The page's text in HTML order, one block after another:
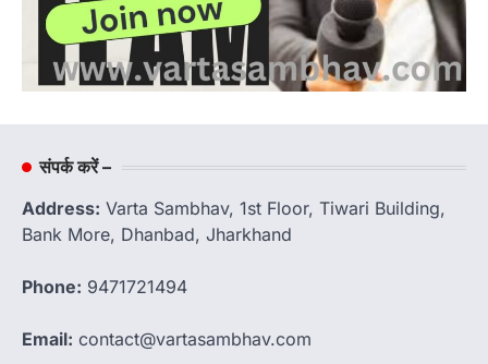
संपर्क करें –
Address: Varta Sambhav, 1st Floor, Tiwari Building,
Bank More, Dhanbad, Jharkhand
Phone: 9471721494
Email: contact@vartasambhav.com